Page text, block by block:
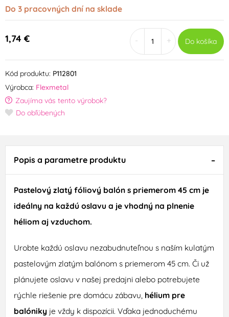
Do 3 pracovných dní na sklade
1,74 € + Do košíka
Kód produktu: P112801
Výrobca: Flexmetal
Zaujíma vás tento výrobok?
Do obľúbených
Popis a parametre produktu
Pastelový zlatý fóliový balón s priemerom 45 cm je
ideálny na každú oslavu a je vhodný na plnenie
héliom aj vzduchom.
Urobte každú oslavu nezabudnuteľnou s naším kulatým
pastelovým zlatým balónom s priemerom 45 cm. Či už
plánujete oslavu v našej predajni alebo potrebujete
rýchle riešenie pre domácu zábavu, hélium pre
balónikyje vždy k dispozícii. Vďaka jednoduchému